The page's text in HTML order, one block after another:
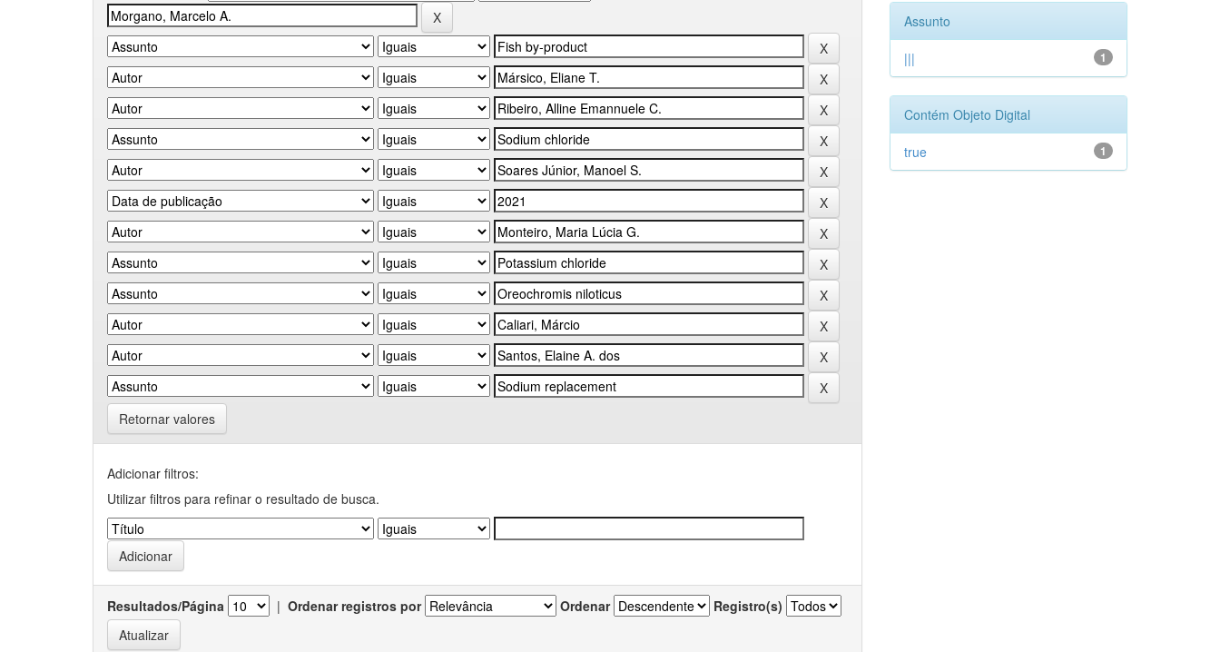
Retornar valores
Adicionar filtros:
Utilizar filtros para refinar o resultado de busca.
Resultados/Página | Ordenar registros por Ordenar Registro(s)
Assunto
1
|||
Contém Objeto Digital
1
true